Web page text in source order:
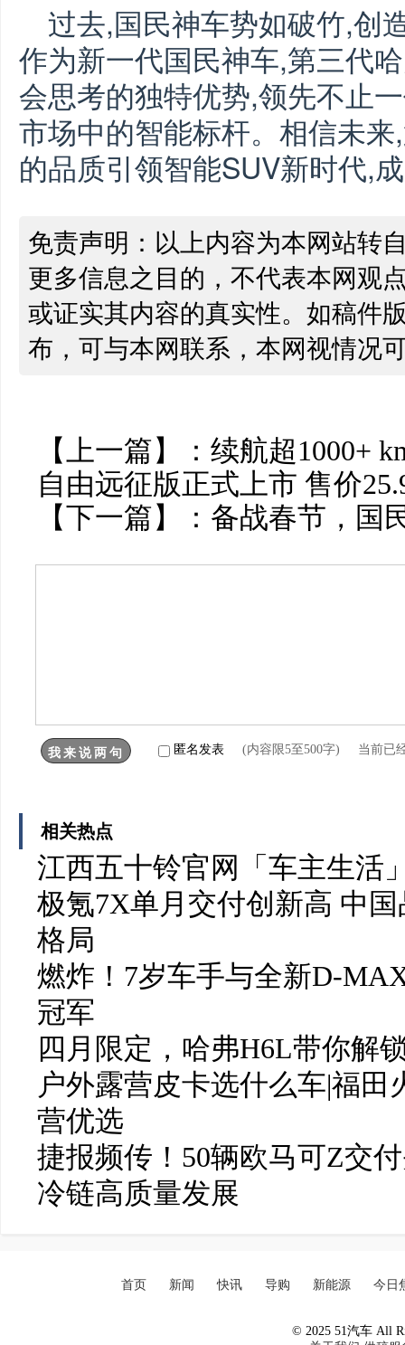
过去,国民神车势如破竹,创
作为新一代国民神车,第三代
会思考的独特优势,领先不止
市场中的智能标杆。相信未
的品质引领智能SUV新时代,
免责声明：以上内容为本网站转
更多信息之目的，不代表本网观
或证实其内容的真实性。如稿件
布，可与本网联系，本网视情况
【上一篇】： 续航超1000+
自由远征版正式上市 售价
【下一篇】： 备战春节，国
匿名发表 (内容限5至500字) 当前已
相关热点
江西五十铃官网「车主生活
极氪7X单月交付创新高 中
格局
燃炸！7岁车手与全新D-
冠军
四月限定，哈弗H6L带你解
户外露营皮卡选什么车|福
营优选
捷报频传！50辆欧马可Z交
冷链高质量发展
首页 新闻 快讯 导购 新能源 今日
© 2025 51汽车 All